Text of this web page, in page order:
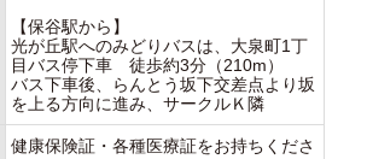
【保谷駅から】
光が丘駅へのみどりバスは、大泉町1丁
目バス停下車 徒歩約3分（210m）
バス下車後、らんとう坂下交差点より坂
を上る方向に進み、サークルＫ隣
健康保険証・各種医療証をお持ちくださ